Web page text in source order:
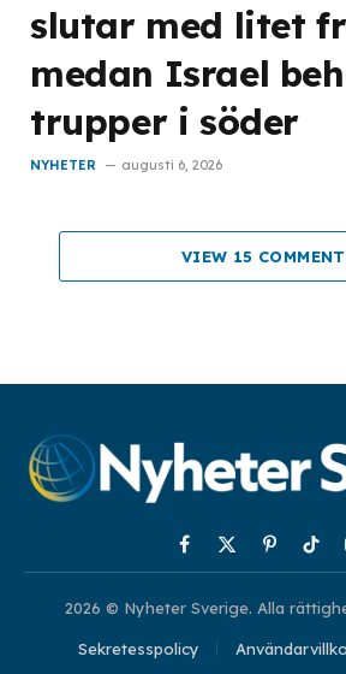
slutar med litet
medan Israel
trupper i söder
NYHETER augusti 6, 2026
VIEW 15
Facebook
X
(Twitter)
Pinterest
2026 © Nyheter Sverige. Alla
Sekretesspolicy